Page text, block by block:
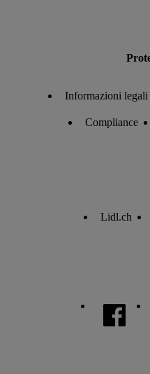
Informazioni legali
Compliance
Lidl.ch